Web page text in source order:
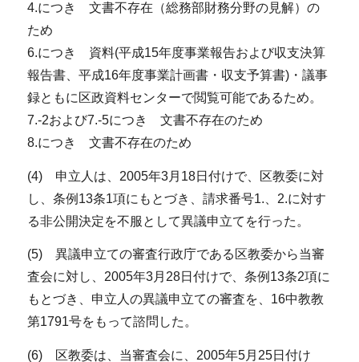
4.につき 文書不存在（総務部財務分野の見解）の
ため
6.につき 資料(平成15年度事業報告および収支決算
報告書、平成16年度事業計画書・収支予算書)・議事
録ともに区政資料センターで閲覧可能であるため。
7.-2および7.-5につき 文書不存在のため
8.につき 文書不存在のため
(4) 申立人は、2005年3月18日付けで、区教委に対
し、条例13条1項にもとづき、請求番号1.、2.に対す
る非公開決定を不服として異議申立てを行った。
(5) 異議申立ての審査行政庁である区教委から当審
査会に対し、2005年3月28日付けで、条例13条2項に
もとづき、申立人の異議申立ての審査を、16中教教
第1791号をもって諮問した。
(6) 区教委は、当審査会に、2005年5月25日付け